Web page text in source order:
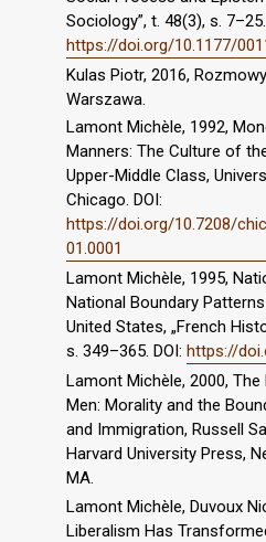
Sociology”, t. 48(3), s. 7–25.
https://doi.org/10.1177/
Kulas Piotr, 2016,
Warszawa.
Lamont Michèle, 1992,
Manners: The Culture of
Upper-Middle Class,
Chicago. DOI:
https://doi.org/10.7208/
01.0001
Lamont Michèle, 1995,
National Boundary
United States, „French
s. 349–365. DOI: https://
Lamont Michèle, 2000,
Men: Morality and the
and Immigration, Russell
Harvard University Press,
MA.
Lamont Michèle, Duvoux
Liberalism Has